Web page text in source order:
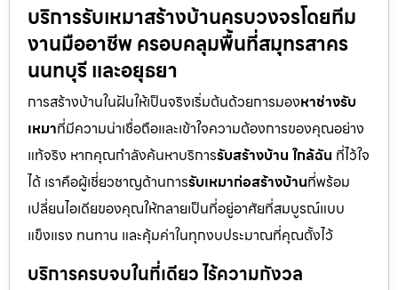
บริการรับเหมาสร้างบ้านครบวงจรโดยทีม
งานมืออาชีพ ครอบคลุมพื้นที่สมุทรสาคร
นนทบุรี และอยุธยา
การสร้างบ้านในฝันให้เป็นจริงเริ่มต้นด้วยการมองหาช่างรับ
เหมาที่มีความน่าเชื่อถือและเข้าใจความต้องการของคุณอย่าง
แท้จริง หากคุณกำลังค้นหาบริการรับสร้างบ้าน ใกล้ฉัน ที่ไว้ใจ
ได้ เราคือผู้เชี่ยวชาญด้านการรับเหมาก่อสร้างบ้านที่พร้อม
เปลี่ยนไอเดียของคุณให้กลายเป็นที่อยู่อาศัยที่สมบูรณ์แบบ
แข็งแรง ทนทาน และคุ้มค่าในทุกงบประมาณที่คุณตั้งไว้
บริการครบจบในที่เดียว ไร้ความกังวล